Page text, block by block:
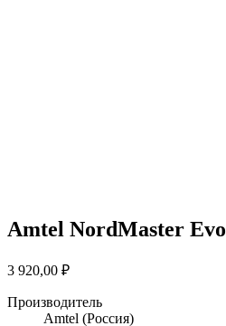
Amtel NordMaster Evo
3 920,00 ₽
Производитель
Amtel (Россия)